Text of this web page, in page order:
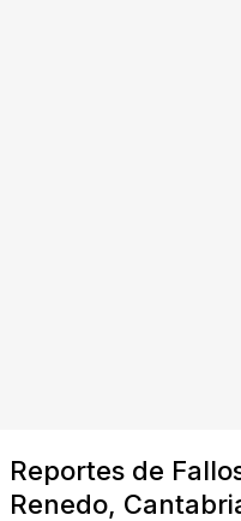
Reportes de
Renedo,